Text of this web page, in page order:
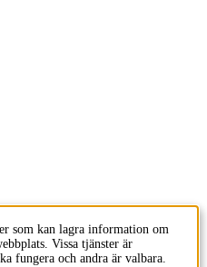
som kan lagra information om
Vissa tjänster är
fungera och andra är valbara.